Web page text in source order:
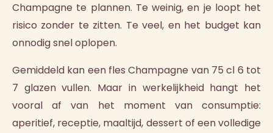
Champagne te plannen. Te weinig, en je loopt het
risico zonder te zitten. Te veel, en het budget kan
onnodig snel oplopen.
Gemiddeld kan een fles Champagne van 75 cl 6 tot
7 glazen vullen. Maar in werkelijkheid hangt het
vooral af van het moment van consumptie:
aperitief, receptie, maaltijd, dessert of een volledige